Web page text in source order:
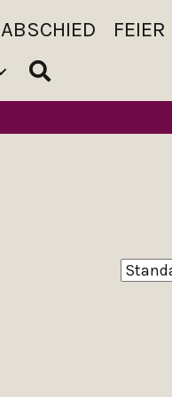
ABSCHIED FEIER